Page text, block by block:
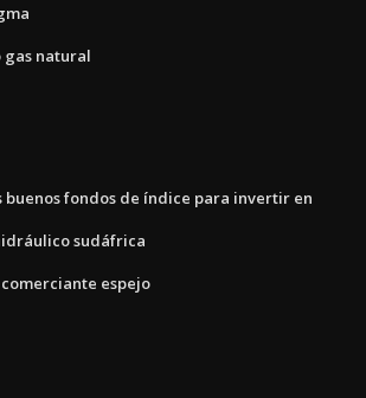
gas natural
buenos fondos de índice para invertir en
sudáfrica
espejo